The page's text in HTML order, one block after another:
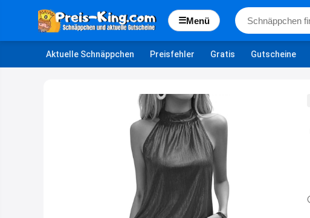
☰Menü
Aktuelle Schnäppchen Preisfehler Gratis Gutscheine